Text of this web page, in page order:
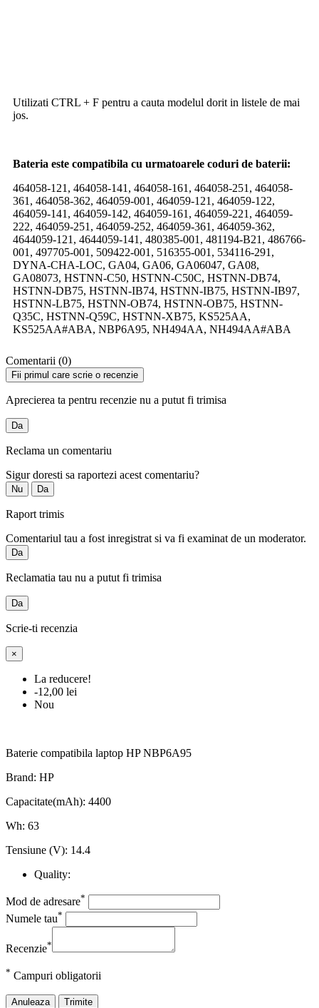
Utilizati CTRL + F pentru a cauta modelul dorit in listele de mai
jos.
Bateria este compatibila cu urmatoarele coduri de baterii:
464058-121, 464058-141, 464058-161, 464058-251, 464058-
361, 464058-362, 464059-001, 464059-121, 464059-122,
464059-141, 464059-142, 464059-161, 464059-221, 464059-
222, 464059-251, 464059-252, 464059-361, 464059-362,
4644059-121, 4644059-141, 480385-001, 481194-B21, 486766-
001, 497705-001, 509422-001, 516355-001, 534116-291,
DYNA-CHA-LOC, GA04, GA06, GA06047, GA08,
GA08073, HSTNN-C50, HSTNN-C50C, HSTNN-DB74,
HSTNN-DB75, HSTNN-IB74, HSTNN-IB75, HSTNN-IB97,
HSTNN-LB75, HSTNN-OB74, HSTNN-OB75, HSTNN-
Q35C, HSTNN-Q59C, HSTNN-XB75, KS525AA,
KS525AA#ABA, NBP6A95, NH494AA, NH494AA#ABA
Comentarii (0)
Fii primul care scrie o recenzie
Aprecierea ta pentru recenzie nu a putut fi trimisa
Da
Reclama un comentariu
Sigur doresti sa raportezi acest comentariu?
Nu Da
Raport trimis
Comentariul tau a fost inregistrat si va fi examinat de un moderator.
Da
Reclamatia tau nu a putut fi trimisa
Da
Scrie-ti recenzia
×
La reducere!
-12,00 lei
Nou
Baterie compatibila laptop HP NBP6A95
Brand: HP
Capacitate(mAh): 4400
Wh: 63
Tensiune (V): 14.4
Quality:
Mod de adresare*
Numele tau*
Recenzie*
* Campuri obligatorii
Anuleaza Trimite